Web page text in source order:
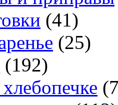
(41)
(25)
(192)